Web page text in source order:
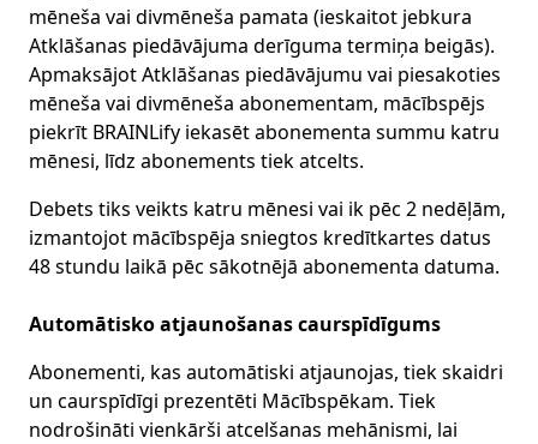
mēneša vai divmēneša pamata (ieskaitot jebkura
Atklāšanas piedāvājuma derīguma termiņa beigās).
Apmaksājot Atklāšanas piedāvājumu vai piesakoties
mēneša vai divmēneša abonementam, mācībspējs
piekrīt BRAINLify iekasēt abonementa summu katru
mēnesi, līdz abonements tiek atcelts.
Debets tiks veikts katru mēnesi vai ik pēc 2 nedēļām,
izmantojot mācībspēja sniegtos kredītkartes datus
48 stundu laikā pēc sākotnējā abonementa datuma.
Automātisko atjaunošanas caurspīdīgums
Abonementi, kas automātiski atjaunojas, tiek skaidri
un caurspīdīgi prezentēti Mācībspēkam. Tiek
nodrošināti vienkārši atcelšanas mehānismi, lai